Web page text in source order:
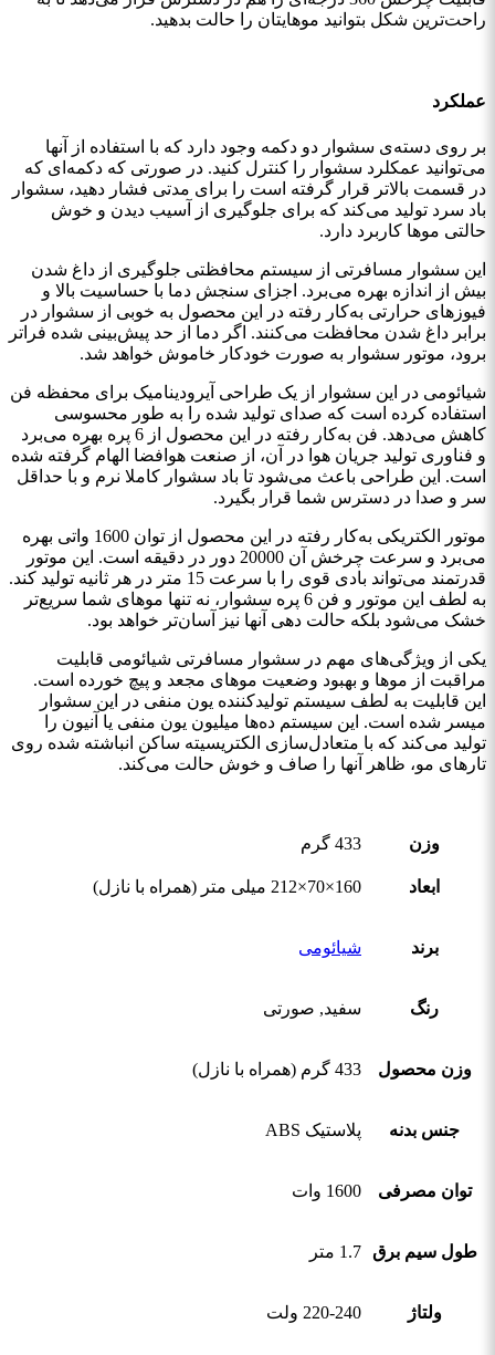
راحت‌ترین شکل بتوانید موهایتان را حالت بدهید.
عملکرد
بر روی دسته‌ی سشوار دو دکمه وجود دارد که با استفاده از آنها
می‌توانید عمکلرد سشوار را کنترل کنید. در صورتی که دکمه‌ای که
در قسمت بالاتر قرار گرفته است را برای مدتی فشار دهید، سشوار
باد سرد تولید می‌کند که برای جلوگیری از آسیب دیدن و خوش
حالتی موها کاربرد دارد.
این سشوار مسافرتی از سیستم محافظتی جلوگیری از داغ شدن
بیش از اندازه بهره می‌برد. اجزای سنجش دما با حساسیت بالا و
فیوزهای حرارتی به‌کار رفته در این محصول به خوبی از سشوار در
برابر داغ شدن محافظت می‌کنند. اگر دما از حد پیش‌بینی شده فراتر
برود، موتور سشوار به صورت خودکار خاموش خواهد شد.
شیائومی در این سشوار از یک طراحی آیرودینامیک برای محفظه فن
استفاده کرده است که صدای تولید شده را به طور محسوسی
کاهش می‌دهد. فن به‌کار رفته در این محصول از 6 پره بهره می‌برد
و فناوری تولید جریان هوا در آن، از صنعت هوافضا الهام گرفته شده
است. این طراحی باعث می‌شود تا باد سشوار کاملا نرم و با حداقل
سر و صدا در دسترس شما قرار بگیرد.
موتور الکتریکی به‌کار رفته در این محصول از توان 1600 واتی بهره
می‌برد و سرعت چرخش آن 20000 دور در دقیقه است. این موتور
قدرتمند می‌تواند بادی قوی را با سرعت 15 متر در هر ثانیه تولید کند.
به لطف این موتور و فن 6 پره سشوار، نه تنها موهای شما سریع‌تر
خشک می‌شود بلکه حالت دهی آنها نیز آسان‌تر خواهد بود.
یکی از ویژگی‌های مهم در سشوار مسافرتی شیائومی قابلیت
مراقبت از موها و بهبود وضعیت موهای مجعد و پیچ خورده است.
این قابلیت به لطف سیستم تولیدکننده یون منفی در این سشوار
میسر شده است. این سیستم ده‌ها میلیون یون منفی یا آنیون را
تولید می‌کند که با متعادل‌سازی الکتریسیته ساکن انباشته شده روی
تارهای مو، ظاهر آنها را صاف و خوش حالت می‌کند.
وزن 433 گرم
ابعاد 160×70×212 میلی متر (همراه با نازل)
برند شیائومی
رنگ سفید, صورتی
وزن محصول 433 گرم (همراه با نازل)
جنس بدنه پلاستیک ABS
توان مصرفی 1600 وات
طول سیم برق 1.7 متر
ولتاژ 220-240 ولت